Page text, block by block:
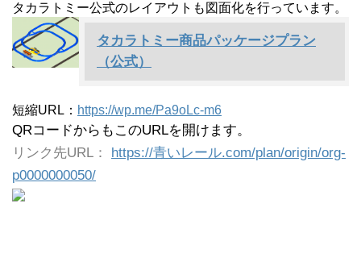
タカラトミー公式のレイアウトも図面化を行っています。
タカラトミー商品パッケージプラン
（公式）
短縮URL： https://wp.me/Pa9oLc-m6
QRコードからもこのURLを開けます。
リンク先URL：
https://青いレール.com/plan/origin/org-
p0000000050/